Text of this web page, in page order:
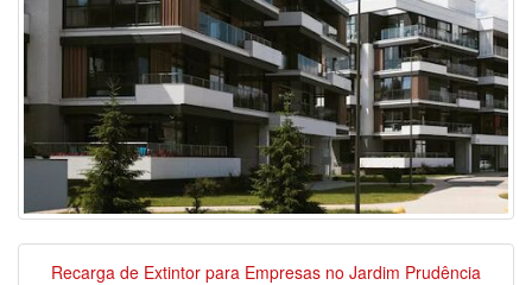
Recarga de Extintor para Empresas no Jardim Prudência